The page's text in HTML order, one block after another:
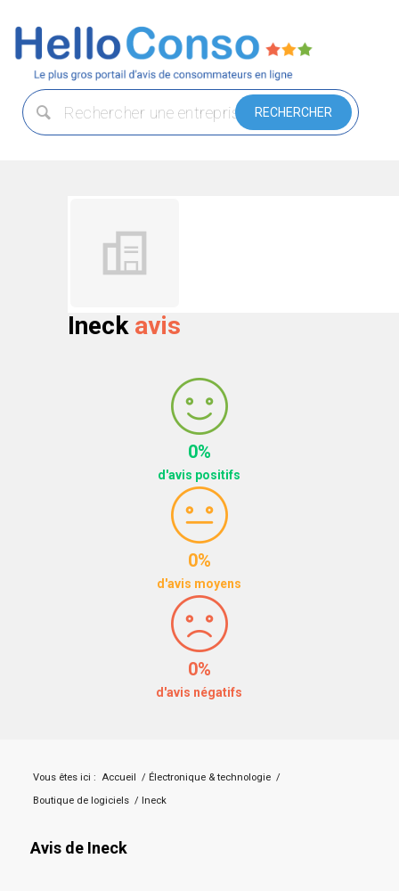
Ineck avis
0%
d'avis positifs
0%
d'avis moyens
0%
d'avis négatifs
Vous êtes ici : Accueil / Électronique & technologie /
Boutique de logiciels / Ineck
Avis de Ineck